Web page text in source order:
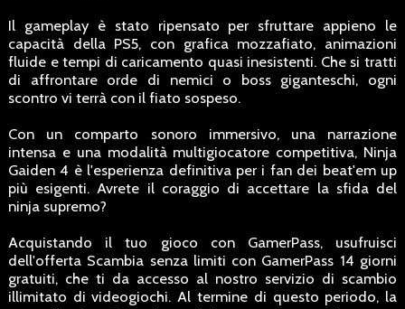
Il gameplay è stato ripensato per sfruttare appieno le
capacità della PS5, con grafica mozzafiato, animazioni
fluide e tempi di caricamento quasi inesistenti. Che si tratti
di affrontare orde di nemici o boss giganteschi, ogni
scontro vi terrà con il fiato sospeso.
Con un comparto sonoro immersivo, una narrazione
intensa e una modalità multigiocatore competitiva, Ninja
Gaiden 4 è l'esperienza definitiva per i fan dei beat'em up
più esigenti. Avrete il coraggio di accettare la sfida del
ninja supremo?
Acquistando il tuo gioco con GamerPass, usufruisci
dell'offerta Scambia senza limiti con GamerPass 14 giorni
gratuiti, che ti da accesso al nostro servizio di scambio
illimitato di videogiochi. Al termine di questo periodo, la